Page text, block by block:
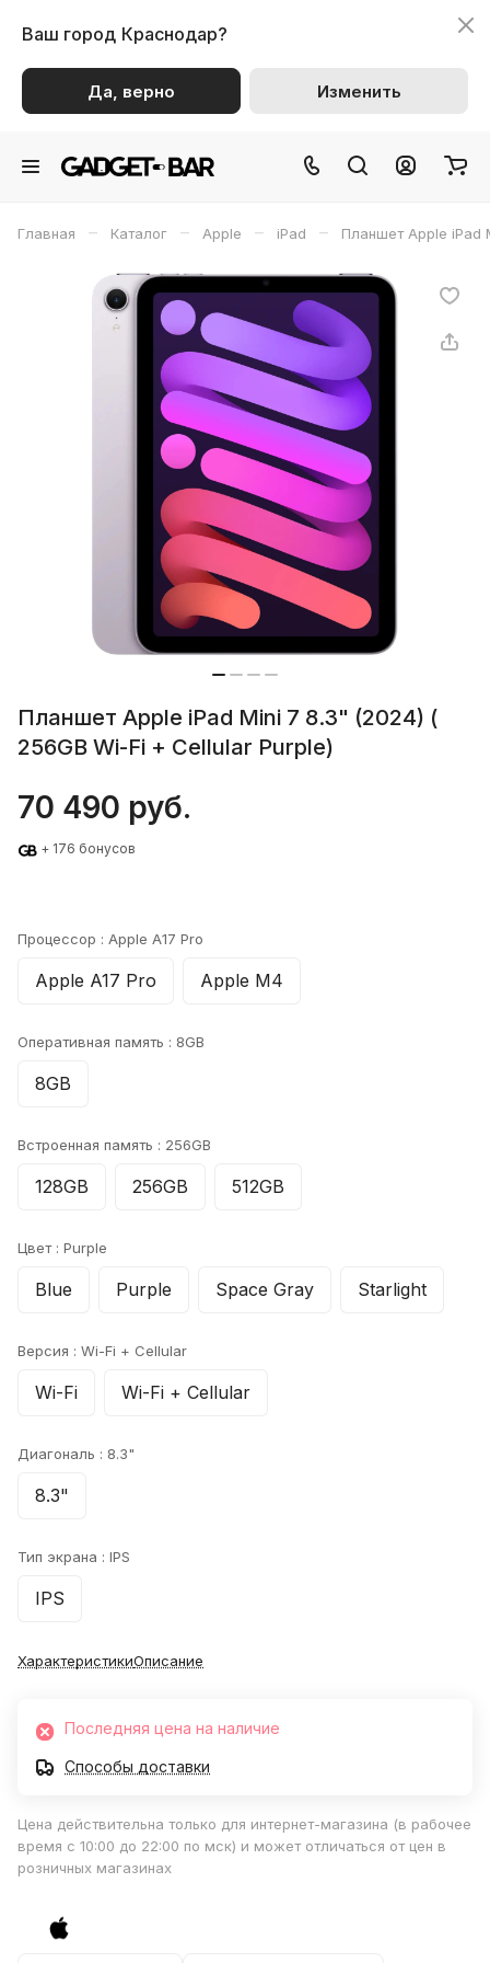
Ваш город Краснодар?
Да, верно Изменить
Главная – Каталог – Apple – iPad – Планшет Apple iPad
Планшет Apple iPad Mini 7 8.3" (2024) (
256GB Wi-Fi + Cellular Purple)
70 490 руб.
+ 176 бонусов
Процессор : Apple A17 Pro
Apple A17 Pro Apple M4
Оперативная память : 8GB
8GB
Встроенная память : 256GB
128GB 256GB 512GB
Цвет : Purple
Blue Purple Space Gray Starlight
Версия : Wi-Fi + Cellular
Wi-Fi Wi-Fi + Cellular
Диагональ : 8.3"
8.3"
Тип экрана : IPS
IPS
ХарактеристикиОписание
Последняя цена на наличие
Способы доставки
Цена действительна только для интернет-магазина (в рабочее
время с 10:00 до 22:00 по мск) и может отличаться от цен в
розничных магазинах